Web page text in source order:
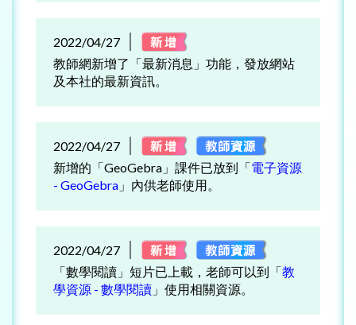
2022/04/27
教師網新增了「最新消息」功能，發放網站
及本社的最新資訊。
2022/04/27
新增的「GeoGebra」課件已放到「電子資源
- GeoGebra 」內供老師使用。
2022/04/27
「數學閱讀」短片已上載，老師可以到「教
學資源 - 數學閱讀 」使用相關資源。